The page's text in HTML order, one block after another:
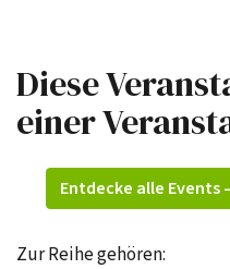
Diese
einer
Entdecke alle Events
Zur Reihe gehören: